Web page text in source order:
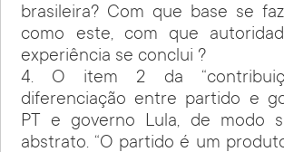
brasileira? Com que base se
como este, com que
experiência se conclui ?
4. O item 2 da
diferenciação entre partido e
PT e governo Lula, de modo
abstrato. “O partido é um